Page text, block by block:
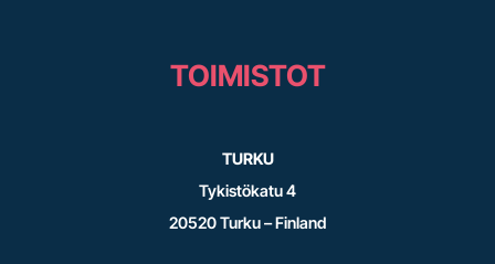
TOIMISTOT
TURKU
Tykistökatu 4
20520 Turku – Finland